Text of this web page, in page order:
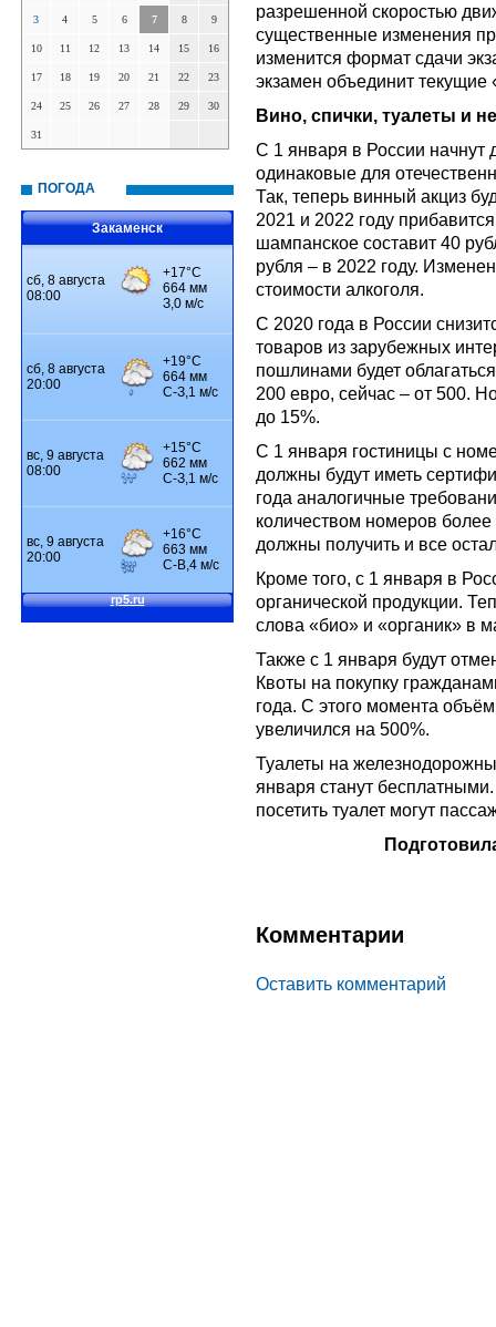
3 4 5 6 7 8 9
10 11 12 13 14 15 16
17 18 19 20 21 22 23
24 25 26 27 28 29 30
31
ПОГОДА
Закаменск
разрешенной скоростью
существенные изменения
изменится формат сдачи
экзамен объединит текущие
Вино, спички, туалеты и
С 1 января в России начнут
одинаковые для
Так, теперь винный акциз
2021 и 2022 году
шампанское составит 40
рубля – в 2022 году.
стоимости алкоголя.
С 2020 года в России
товаров из зарубежных
пошлинами будет
200 евро, сейчас – от 500.
до 15%.
С 1 января гостиницы с
должны будут иметь
года аналогичные
количеством номеров более
должны получить и все
Кроме того, с 1 января в
органической продукции.
слова «био» и «органик» в
Также с 1 января будут
Квоты на покупку
года. С этого момента
увеличился на 500%.
Туалеты на
января станут
посетить туалет могут
Комментарии
Оставить комментарий